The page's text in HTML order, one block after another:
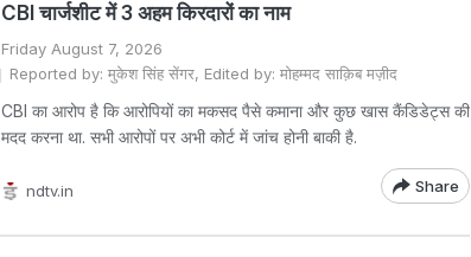
CBI चार्जशीट में 3 अहम किरदारों का नाम
Friday August 7, 2026
Reported by: मुकेश सिंह सेंगर, Edited by: मोहम्मद साक़िब मज़ीद
CBI का आरोप है कि आरोपियों का मकसद पैसे कमाना और कुछ खास कैंडिडेट्स की
मदद करना था. सभी आरोपों पर अभी कोर्ट में जांच होनी बाकी है.
ndtv.in Share